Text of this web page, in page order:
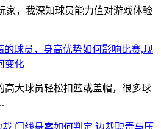
家，我深知球员能力值对游戏体验
的球员，身高优势如何影响比赛,现
变化
高大球员轻松扣篮或盖帽，很多球
,门线悬案如何判定,边裁职责与压